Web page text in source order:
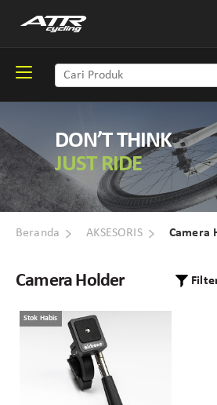
DON’T THINK
JUST RIDE
Beranda AKSESORIS Camera
Camera Holder
Stok Habis